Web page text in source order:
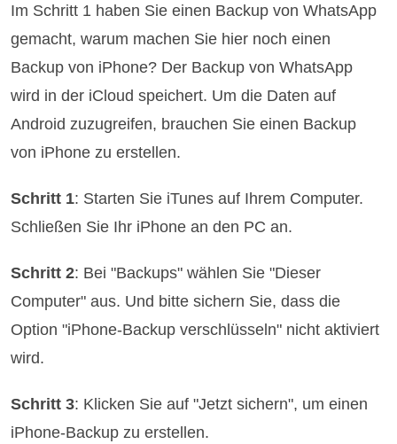
Im Schritt 1 haben Sie einen Backup von WhatsApp
gemacht, warum machen Sie hier noch einen
Backup von iPhone? Der Backup von WhatsApp
wird in der iCloud speichert. Um die Daten auf
Android zuzugreifen, brauchen Sie einen Backup
von iPhone zu erstellen.
Schritt 1: Starten Sie iTunes auf Ihrem Computer.
Schließen Sie Ihr iPhone an den PC an.
Schritt 2: Bei "Backups" wählen Sie "Dieser
Computer" aus. Und bitte sichern Sie, dass die
Option "iPhone-Backup verschlüsseln" nicht aktiviert
wird.
Schritt 3: Klicken Sie auf "Jetzt sichern", um einen
iPhone-Backup zu erstellen.